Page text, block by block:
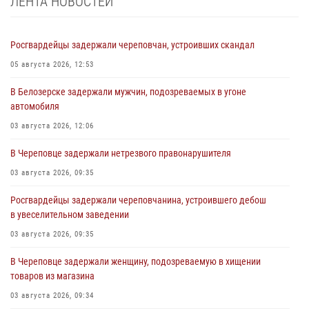
Росгвардейцы задержали череповчан, устроивших скандал
05 августа 2026, 12:53
В Белозерске задержали мужчин, подозреваемых в угоне
автомобиля
03 августа 2026, 12:06
В Череповце задержали нетрезвого правонарушителя
03 августа 2026, 09:35
Росгвардейцы задержали череповчанина, устроившего дебош
в увеселительном заведении
03 августа 2026, 09:35
В Череповце задержали женщину, подозреваемую в хищении
товаров из магазина
03 августа 2026, 09:34